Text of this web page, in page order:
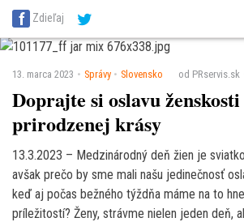
SITA Energetika
SITA Potravinárstvo
Zdieľaj
13. marca 2023 Správy Slovensko od PRservis.sk
Doprajte si oslavu
prirodzenej krásy
13.3.2023 – Medzinárodný deň žien je
avšak prečo by sme mali našu jedinečnosť
keď aj počas bežného týždňa máme na to
príležitostí? Ženy, strávme nielen jeden deň,